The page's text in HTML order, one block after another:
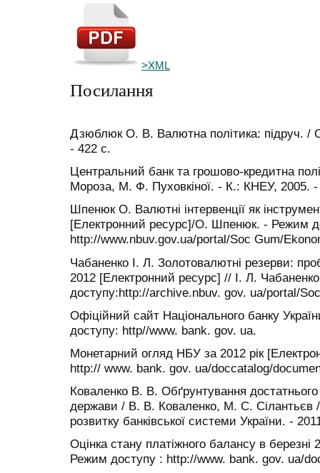
>XML
Посилання
Дзюблюк О. В. Валютна політика: підруч.
- 422 с.
Центральний банк та грошово-кредитна
Мороза, М. Ф. Пуховкіної. - К.: КНЕУ, 2005. -
Шпенюк О. Валютні інтервенції як
[Електронний ресурс]/О. Шпенюк. - Режим
http://www.nbuv.gov.ua/portal/Soc Gum/
Чабаненко І. Л. Золотовалютні резерви:
2012 [Електронний ресурс] // І. Л.
доступу:http://archive.nbuv. gov. ua/portal/
Офіційний сайт Національного банку
доступу: http//www. bank. gov. ua.
Монетарний огляд НБУ за 2012 рік
http:// www. bank. gov. ua/doccatalog/
Коваленко В. В. Обґрунтування
держави / В. В. Коваленко, М. С. Сілантьєв
розвитку банківської системи України. -
Оцінка стану платіжного балансу в
Режим до­ступу : http://www. bank. gov. ua/